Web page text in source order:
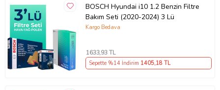
BOSCH Hyundai i10 1.2 Benzin Filtre
Bakım Seti (2020-2024) 3 Lü
Kargo Bedava
1633,93 TL
Sepette %14 İndirim 1405,18 TL